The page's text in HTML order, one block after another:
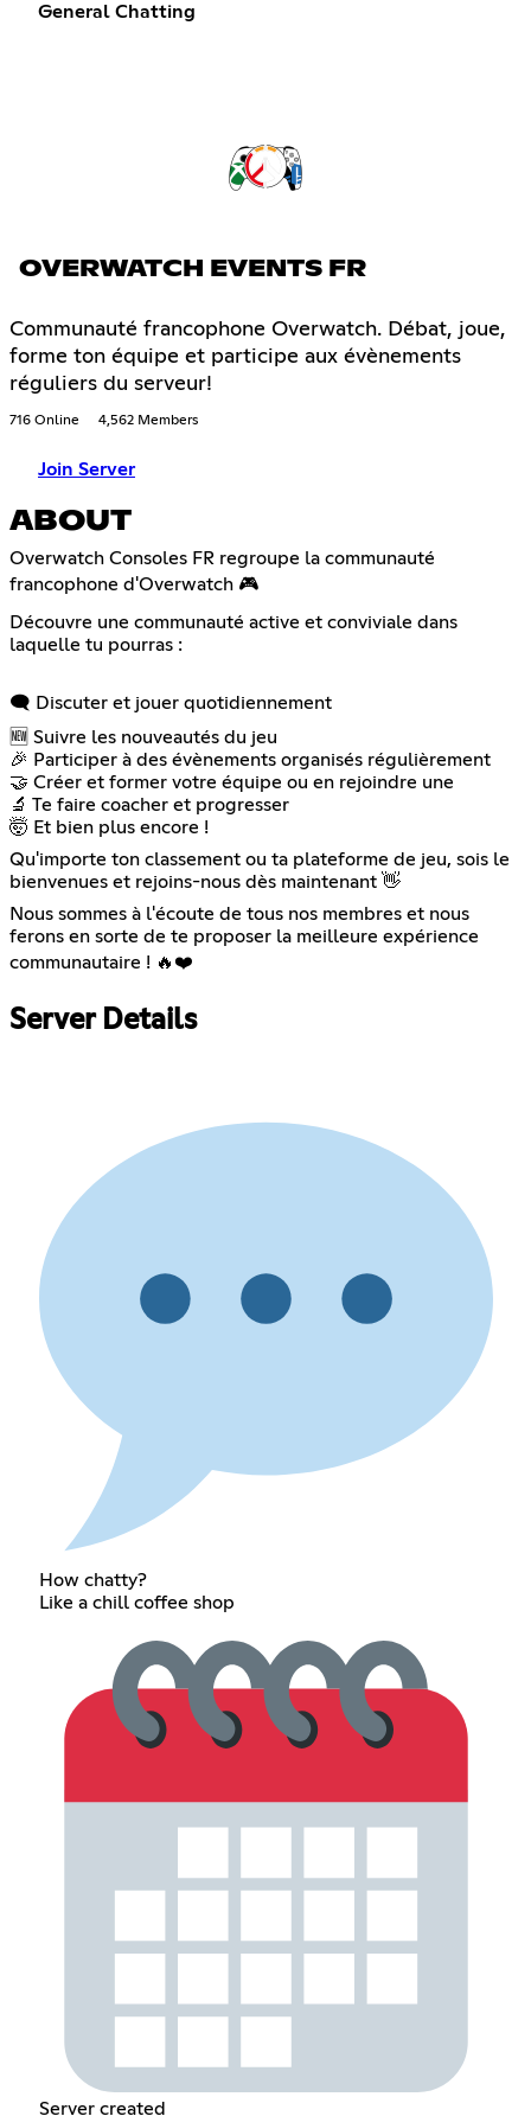
General Chatting
OVERWATCH EVENTS FR
Communauté francophone Overwatch. Débat, joue,
forme ton équipe et participe aux évènements
réguliers du serveur!
716 Online 4,562 Members
Join Server
ABOUT
Overwatch Consoles FR regroupe la communauté
francophone d'Overwatch 🎮
Découvre une communauté active et conviviale dans
laquelle tu pourras :
🗨️ Discuter et jouer quotidiennement
🆕 Suivre les nouveautés du jeu
🎉 Participer à des évènements organisés régulièrement
🤝 Créer et former votre équipe ou en rejoindre une
🔬 Te faire coacher et progresser
🤯 Et bien plus encore !
Qu'importe ton classement ou ta plateforme de jeu, sois le
bienvenues et rejoins-nous dès maintenant 👋
Nous sommes à l'écoute de tous nos membres et nous
ferons en sorte de te proposer la meilleure expérience
communautaire ! 🔥❤️
Server Details
How chatty?
Like a chill coffee shop
Server created